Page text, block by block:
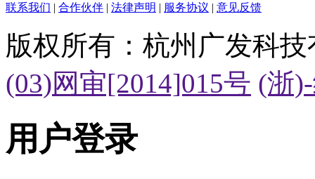
联系我们 | 合作伙伴 | 法律声明 | 服务协议 | 意见反馈
版权所有：杭州广发科
(03)网审[2014]015号 (浙
用户登录